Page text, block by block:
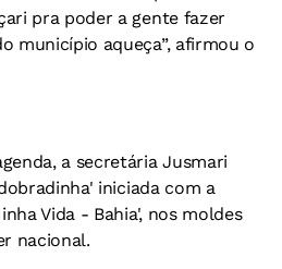
pra poder a gente fazer
município aqueça”, afirmou o
a secretária Jusmari
iniciada com a
Vida - Bahia', nos moldes
nacional.